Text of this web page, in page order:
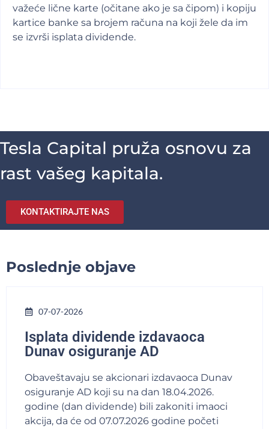
važeće lične karte (očitane ako je sa čipom) i kopiju
kartice banke sa brojem računa na koji žele da im
se izvrši isplata dividende.
Tesla Capital pruža osnovu za
rast vašeg kapitala.
KONTAKTIRAJTE NAS
Poslednje objave
07-07-2026
Isplata dividende izdavaoca
Dunav osiguranje AD
Obaveštavaju se akcionari izdavaoca Dunav
osiguranje AD koji su na dan 18.04.2026.
godine (dan dividende) bili zakoniti imaoci
akcija, da će od 07.07.2026 godine početi